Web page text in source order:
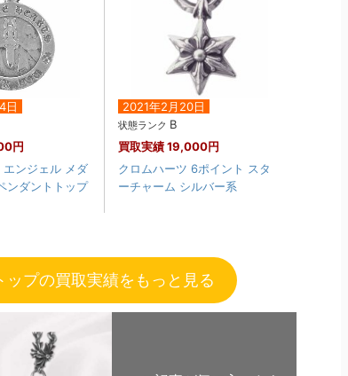
日
円
エンジェル メダ
ンダントトップ
2021年2月20日
状態ランク B
買取実績19,000円
クロムハーツ 6ポイント スタ
ーチャーム シルバー系
プの買取実績をもっと見る